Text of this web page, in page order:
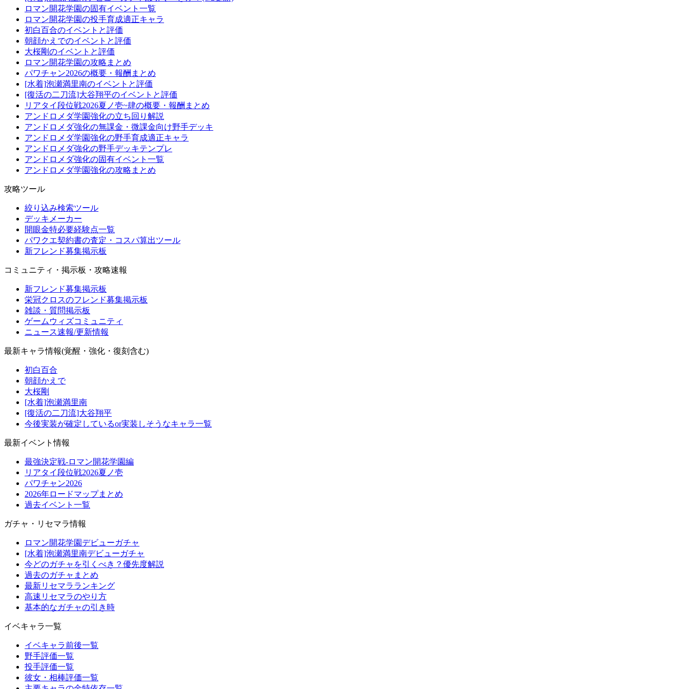
ロマン開花学園の固有イベント一覧
ロマン開花学園の投手育成適正キャラ
初白百合のイベントと評価
朝顔かえでのイベントと評価
大桜剛のイベントと評価
ロマン開花学園の攻略まとめ
パワチャン2026の概要・報酬まとめ
[水着]泡瀬満里南のイベントと評価
[復活の二刀流]大谷翔平のイベントと評価
リアタイ段位戦2026夏ノ壱~肆の概要・報酬まとめ
アンドロメダ学園強化の立ち回り解説
アンドロメダ強化の無課金・微課金向け野手デッキ
アンドロメダ学園強化の野手育成適正キャラ
アンドロメダ強化の野手デッキテンプレ
アンドロメダ強化の固有イベント一覧
アンドロメダ学園強化の攻略まとめ
攻略ツール
絞り込み検索ツール
デッキメーカー
開眼金特必要経験点一覧
パワクエ契約書の査定・コスパ算出ツール
新フレンド募集掲示板
コミュニティ・掲示板・攻略速報
新フレンド募集掲示板
栄冠クロスのフレンド募集掲示板
雑談・質問掲示板
ゲームウィズコミュニティ
ニュース速報/更新情報
最新キャラ情報(覚醒・強化・復刻含む)
初白百合
朝顔かえで
大桜剛
[水着]泡瀬満里南
[復活の二刀流]大谷翔平
今後実装が確定しているor実装しそうなキャラ一覧
最新イベント情報
最強決定戦-ロマン開花学園編
リアタイ段位戦2026夏ノ壱
パワチャン2026
2026年ロードマップまとめ
過去イベント一覧
ガチャ・リセマラ情報
ロマン開花学園デビューガチャ
[水着]泡瀬満里南デビューガチャ
今どのガチャを引くべき？優先度解説
過去のガチャまとめ
最新リセマラランキング
高速リセマラのやり方
基本的なガチャの引き時
イベキャラ一覧
イベキャラ前後一覧
野手評価一覧
投手評価一覧
彼女・相棒評価一覧